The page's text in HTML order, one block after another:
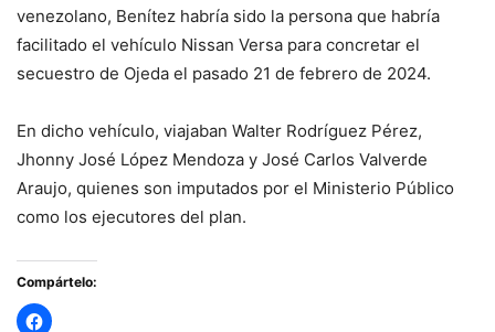
venezolano, Benítez habría sido la persona que habría
facilitado el vehículo Nissan Versa para concretar el
secuestro de Ojeda el pasado 21 de febrero de 2024.
En dicho vehículo, viajaban Walter Rodríguez Pérez,
Jhonny José López Mendoza y José Carlos Valverde
Araujo, quienes son imputados por el Ministerio Público
como los ejecutores del plan.
Compártelo: